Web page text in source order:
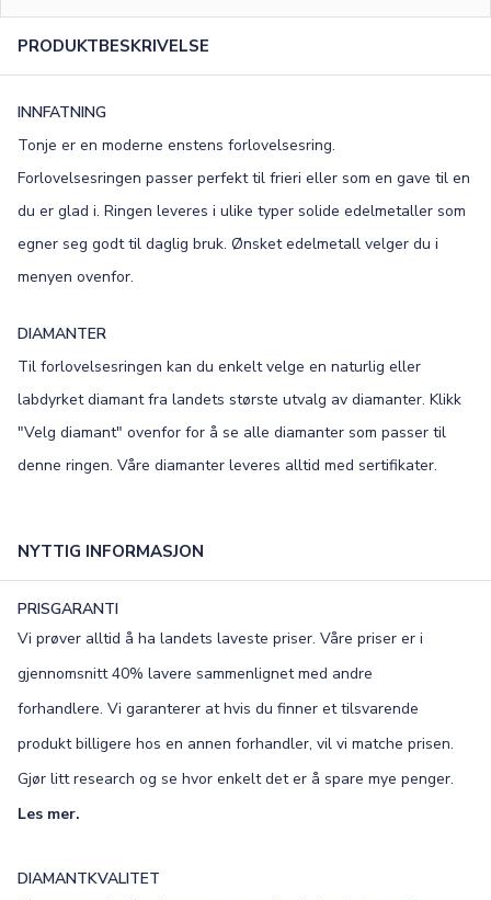
0/15
Old English
Edwardian
Script MT Corinthia
PRODUKTBESKRIVELSE
INNFATNING
Tonje er en moderne enstens forlovelsesring.
Forlovelsesringen passer perfekt til frieri eller som en gave til en
du er glad i. Ringen leveres i ulike typer solide edelmetaller som
egner seg godt til daglig bruk. Ønsket edelmetall velger du i
menyen ovenfor.
DIAMANTER
Til forlovelsesringen kan du enkelt velge en naturlig eller
labdyrket diamant fra landets største utvalg av diamanter. Klikk
"Velg diamant" ovenfor for å se alle diamanter som passer til
denne ringen. Våre diamanter leveres alltid med sertifikater.
NYTTIG INFORMASJON
PRISGARANTI
Vi prøver alltid å ha landets laveste priser. Våre priser er i
gjennomsnitt 40% lavere sammenlignet med andre
forhandlere. Vi garanterer at hvis du finner et tilsvarende
produkt billigere hos en annen forhandler, vil vi matche prisen.
Gjør litt research og se hvor enkelt det er å spare mye penger.
Les mer.
DIAMANTKVALITET